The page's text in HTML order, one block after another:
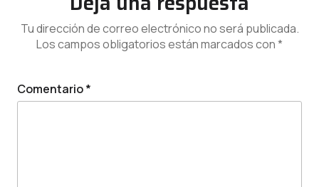
Tu dirección de correo electrónico no será publicada.
Los campos obligatorios están marcados con*
Comentario*